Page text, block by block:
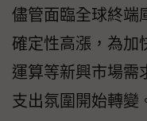
儘管面臨全球終端
確定性高漲，為加
運算等新興市場需
支出氛圍開始轉變